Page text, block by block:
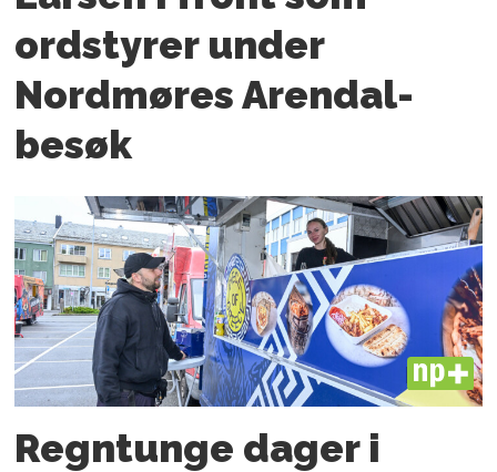
ordstyrer under
Nordmøres Arendal-
besøk
PLUS
Regntunge dager i